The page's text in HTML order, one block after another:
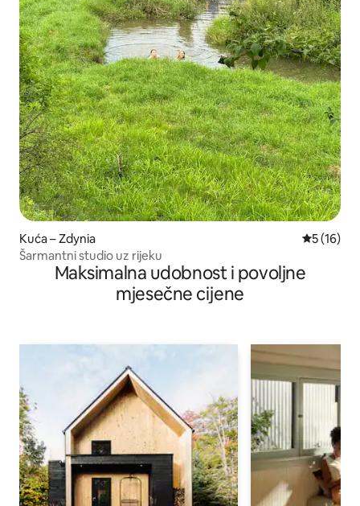
Kuća – Zdynia Prosječna
5 (16)
Šarmantni studio uz rijeku
Maksimalna udobnost i povoljne
mjesečne cijene